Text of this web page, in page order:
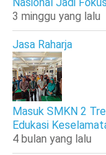
3 minggu yang lalu
Jasa Raharja
Masuk SMKN 2
Edukasi
4 bulan yang lalu